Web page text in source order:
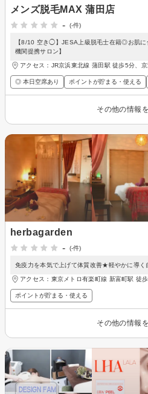
メンズ脱毛MAX 蒲田店
-
(-件)
【8/10 空き◯】JESA上級脱毛士在籍◎お肌に
機関提携サロン】
アクセス：JR京浜東北線 蒲田駅 徒歩5分、
◎ 本日空席あり ポイントが貯まる・使える
その他の情報
herbagarden
-
(-件)
免疫力を本気で上げて体質改善★軽やかに導く
アクセス：東京メトロ有楽町線 新富町駅 徒
ポイントが貯まる・使える
その他の情報